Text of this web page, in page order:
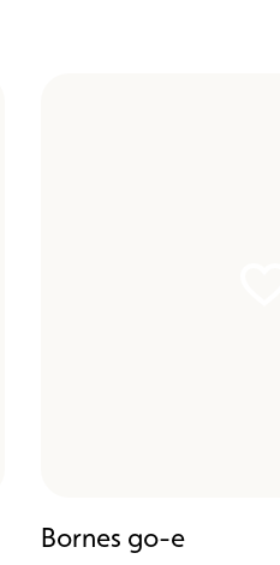
Bornes go-e